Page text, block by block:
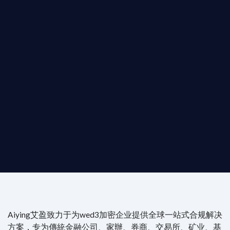
Aiying艾盈致力于为wed3加密企业提供全球一站式合规解决
方案，专为傳統金融公司、家辦、券商、交易所、矿业、基